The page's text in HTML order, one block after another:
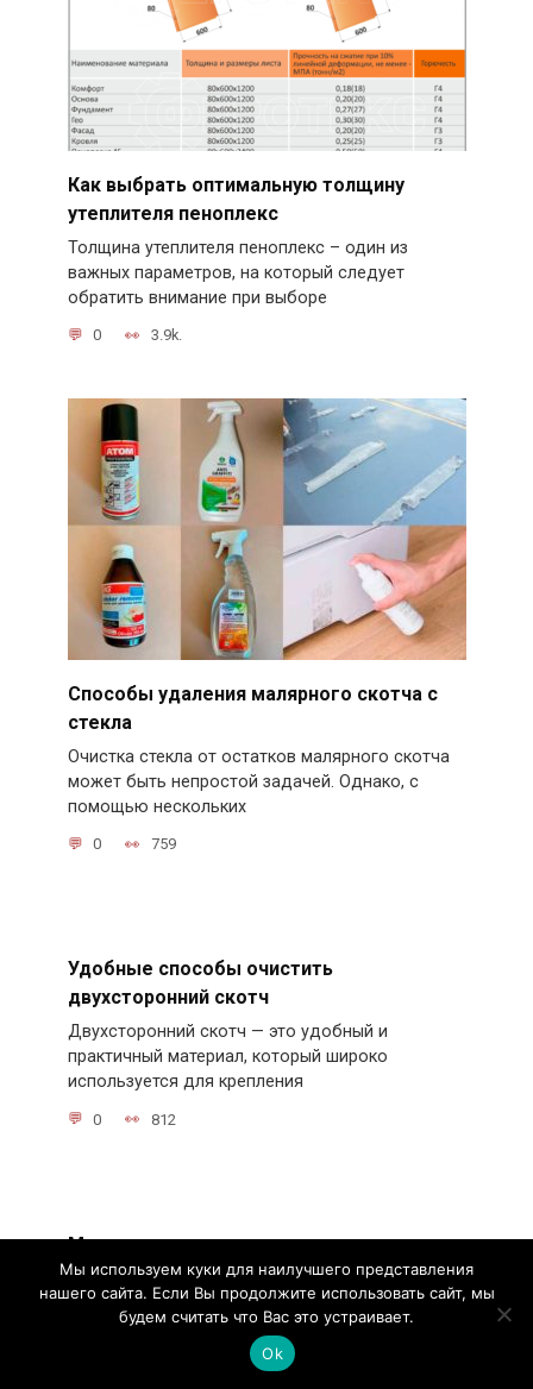
Как выбрать оптимальную толщину
утеплителя пеноплекс
Толщина утеплителя пеноплекс – один из
важных параметров, на который следует
обратить внимание при выборе
0 3.9k.
Способы удаления малярного скотча с
стекла
Очистка стекла от остатков малярного скотча
может быть непростой задачей. Однако, с
помощью нескольких
0 759
Удобные способы очистить
двухсторонний скотч
Двухсторонний скотч — это удобный и
практичный материал, который широко
используется для крепления
0 812
Мягкая кровля — виды и цены монтажа
Мягкая кровля представляет собой одну из
наиболее популярных и востребованных систем
кровли, используемых
Мы используем куки для наилучшего представления
нашего сайта. Если Вы продолжите использовать сайт, мы
будем считать что Вас это устраивает.
Ok